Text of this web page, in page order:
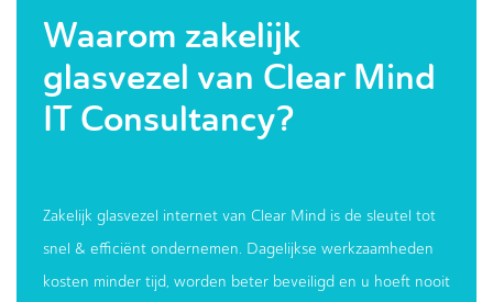
Waarom zakelijk
glasvezel van Clear Mind
IT Consultancy?
Zakelijk glasvezel internet van Clear Mind is de sleutel tot
snel & efficiënt ondernemen. Dagelijkse werkzaamheden
kosten minder tijd, worden beter beveiligd en u hoeft nooit